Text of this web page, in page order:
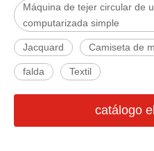
Máquina de tejer circular de
computarizada simple
Jacquard Camiseta de
falda Textil
catálogo